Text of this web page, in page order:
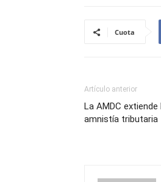
Cuota
Artículo anterior
La AMDC
amnistía tributaria